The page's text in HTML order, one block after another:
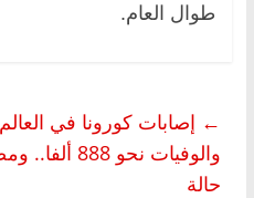
طوال العام.
←
حالة